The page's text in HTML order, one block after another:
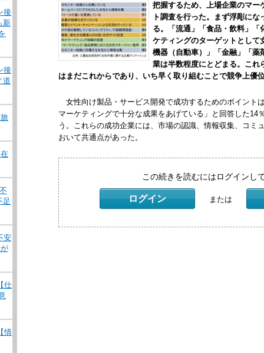
把握するため、上場企業のマー
ト調査を行った。まず浮彫に
る。「流通」「食品・飲料」
ケティングのターゲットとして
機器（自動車）」「金融」「薬
業は半数程度にとどまる。これ
はまだこれからであり、いち早く取り組むことで競争上優
女性向け製品・サービス開発で成功するためのポイント
マーケティングで十分な成果をあげている」と回答した14
う。これらの成功企業には、市場の認識、情報収集、コミ
おいて共通点があった。
この続きを読むにはログインし
ログイン または
接
新
接
道
足
安
仕
情